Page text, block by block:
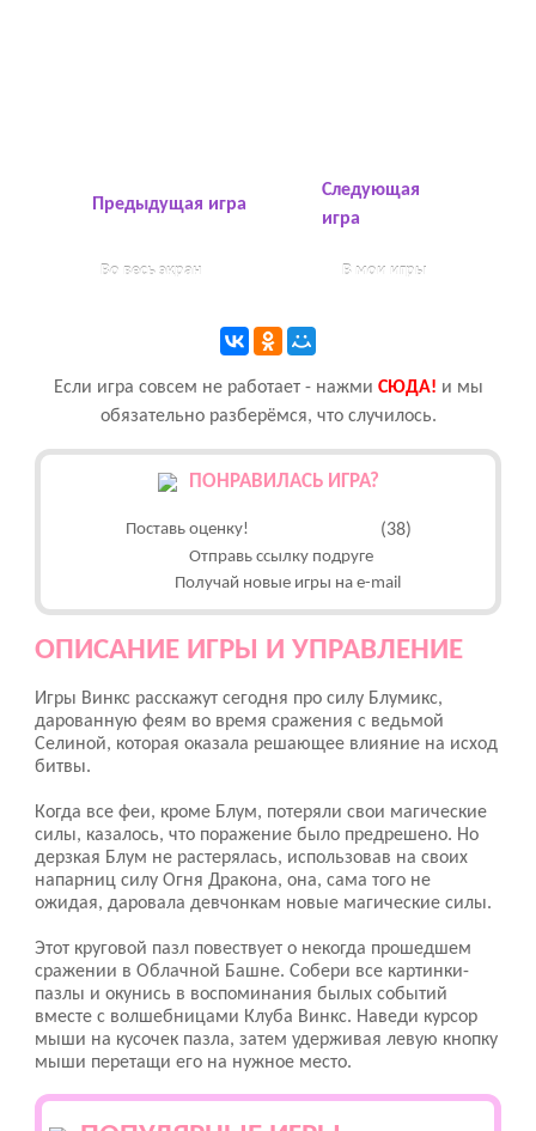
Предыдущая игра
Во весь экран В мои игры
Следующая
игра
Если игра совсем не работает - нажми CЮДА! и мы
обязательно разберёмся, что случилось.
ПОНРАВИЛАСЬ ИГРА?
Поставь оценку! (38)
Отправь ссылку подруге
Получай новые игры на e-mail
ОПИСАНИЕ ИГРЫ И УПРАВЛЕНИЕ
Игры Винкс расскажут сегодня про силу Блумикс,
дарованную феям во время сражения с ведьмой
Селиной, которая оказала решающее влияние на исход
битвы.
Когда все феи, кроме Блум, потеряли свои магические
силы, казалось, что поражение было предрешено. Но
дерзкая Блум не растерялась, использовав на своих
напарниц силу Огня Дракона, она, сама того не
ожидая, даровала девчонкам новые магические силы.
Этот круговой пазл повествует о некогда прошедшем
сражении в Облачной Башне. Собери все картинки-
пазлы и окунись в воспоминания былых событий
вместе с волшебницами Клуба Винкс. Наведи курсор
мыши на кусочек пазла, затем удерживая левую кнопку
мыши перетащи его на нужное место.